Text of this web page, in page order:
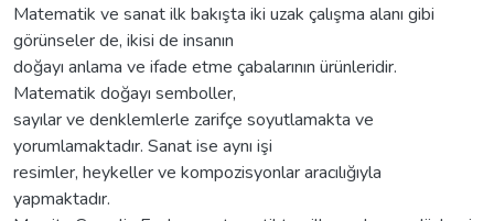
Matematik ve sanat ilk bakışta iki uzak çalışma alanı gibi
görünseler de, ikisi de insanın
doğayı anlama ve ifade etme çabalarının ürünleridir.
Matematik doğayı semboller,
sayılar ve denklemlerle zarifçe soyutlamakta ve
yorumlamaktadır. Sanat ise aynı işi
resimler, heykeller ve kompozisyonlar aracılığıyla
yapmaktadır.